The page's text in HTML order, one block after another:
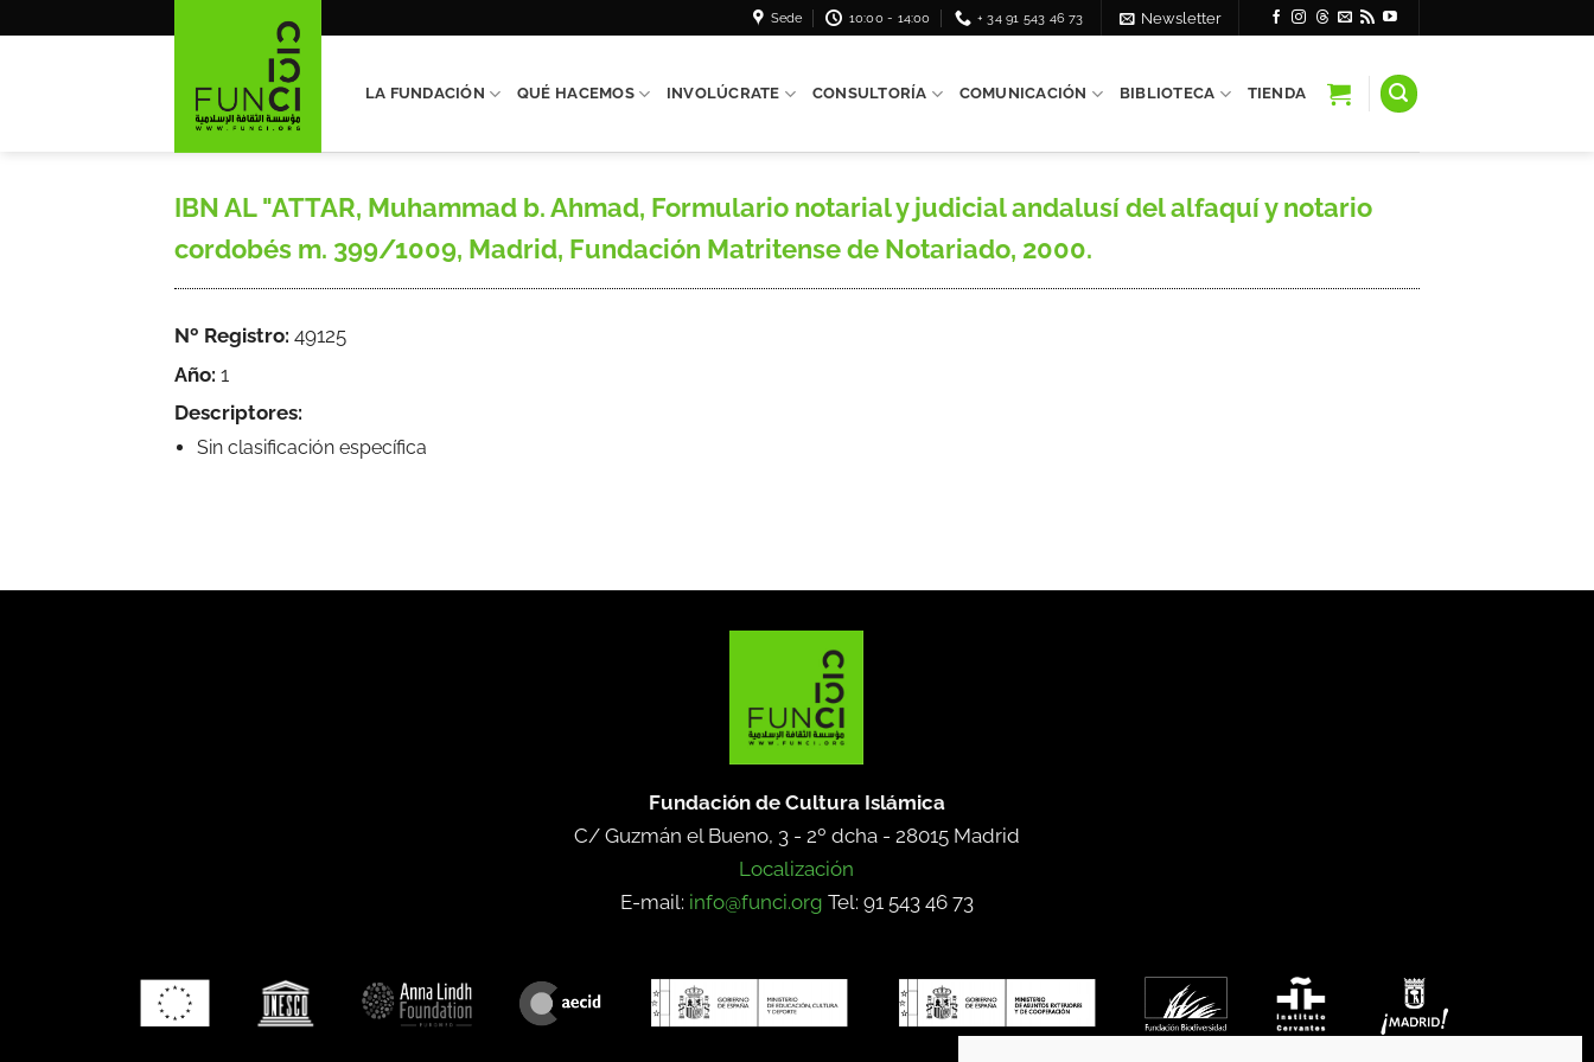
Sede 10:00 - 14:00 + 34 91 543 46 73 Newsletter
LA FUNDACIÓN QUÉ HACEMOS INVOLÚCRATE CONSULTORÍA COMUNICACIÓN BIBLIOTECA TIENDA
IBN AL "ATTAR, Muhammad b. Ahmad, Formulario notarial y judicial andalusí del alfaquí y notario
cordobés m. 399/1009, Madrid, Fundación Matritense de Notariado, 2000.
Nº Registro: 49125
Año: 1
Descriptores:
Sin clasificación específica
Fundación de Cultura Islámica
C/ Guzmán el Bueno, 3 - 2º dcha - 28015 Madrid
Localización
E-mail: info@funci.org Tel: 91 543 46 73